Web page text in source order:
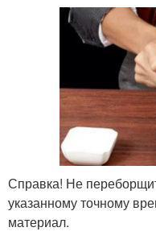
Справка! Не
указанному точному
материал.